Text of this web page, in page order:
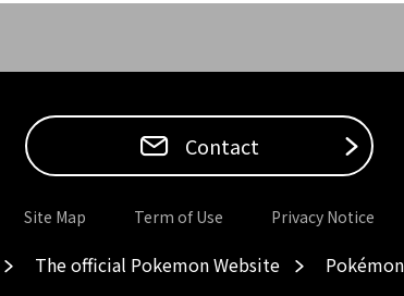
Contact
Site Map Term of Use Privacy Notice
The official Pokemon Website